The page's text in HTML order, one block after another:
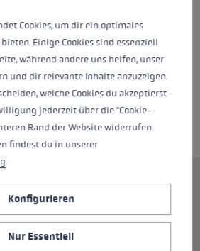
powerst dich gerne beim
Nordic Walking aus? Dann ist der
Lite dein idealer
Sparringspartner. Der leichte,
Cookies, um dir ein optimales
Einige Cookies sind essenziell
während andere uns helfen, unser
und dir relevante Inhalte anzuzeigen.
welche Cookies du akzeptierst.
jederzeit über die "Cookie-
Rand der Website widerrufen.
findest du in unserer
.
Konfigurieren
Nur Essentiell